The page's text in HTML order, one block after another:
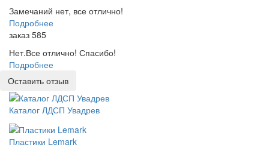
Замечаний нет, все отлично!
Подробнее
заказ 585
Нет.Все отлично! Спасибо!
Подробнее
Оставить отзыв
Каталог ЛДСП Увадрев
Пластики Lemark